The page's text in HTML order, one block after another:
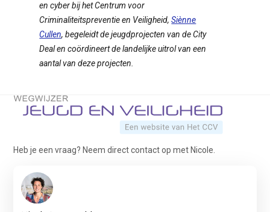
en cyber bij het Centrum voor
Criminaliteitspreventie en Veiligheid,Siènne
Cullen, begeleidt de jeugdprojecten van de City
Deal en coördineert de landelijke uitrol van een
aantal van deze projecten.
Terug naar de startpagina
Heb je een vraag? Neem direct contact op met Nicole.